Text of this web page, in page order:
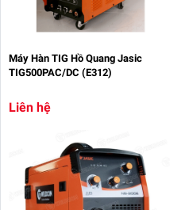
Máy Hàn TIG Hồ Quang Jasic
TIG500PAC/DC (E312)
Liên hệ